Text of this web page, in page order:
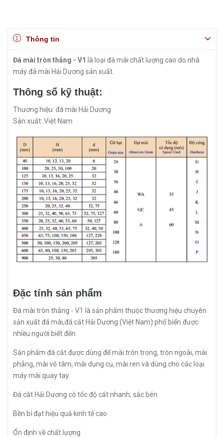
Thông tin
Đá mài tròn thẳng - V1
là loại đá mài chất lượng cao do nhà
máy đá mài Hải Dương sản xuất.
Thông số kỹ thuật:
Thương hiệu: đá mài Hải Dương
Sản xuất: Việt Nam
Đặc tính sản phẩm
Đá mài tròn thẳng - V1 là sản phẩm thuộc thương hiệu chuyên
sản xuất đá mài,đá cắt Hải Dương (Việt Nam) phổ biến được
nhiều người biết đến.
Sản phẩm đá cắt được dùng để mài tròn trong, tròn ngoài, mài
phẳng, mài vô tâm, mài dụng cụ, mài ren và dùng cho các loại
máy mài quay tay.
Đá cắt Hải Dương có tốc độ cắt nhanh, sắc bén
Bền bỉ đạt hiệu quả kinh tế cao
Ổn định về chất lượng